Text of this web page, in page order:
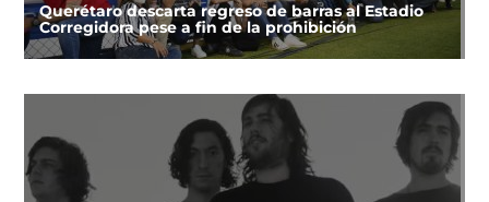
Querétaro descarta regreso de barras al Estadio
Corregidora pese a fin de la prohibición